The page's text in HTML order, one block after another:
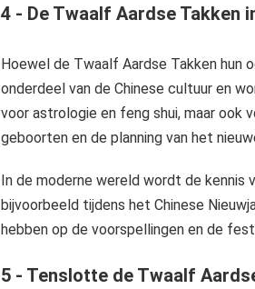
4 - De Twaalf Aardse Takken
Hoewel de Twaalf Aardse Takken hun
onderdeel van de Chinese cultuur en
voor astrologie en feng shui, maar ook
geboorten en de planning van het
In de moderne wereld wordt de kennis
bijvoorbeeld tijdens het Chinese
hebben op de voorspellingen en de
5 - Tenslotte de Twaalf